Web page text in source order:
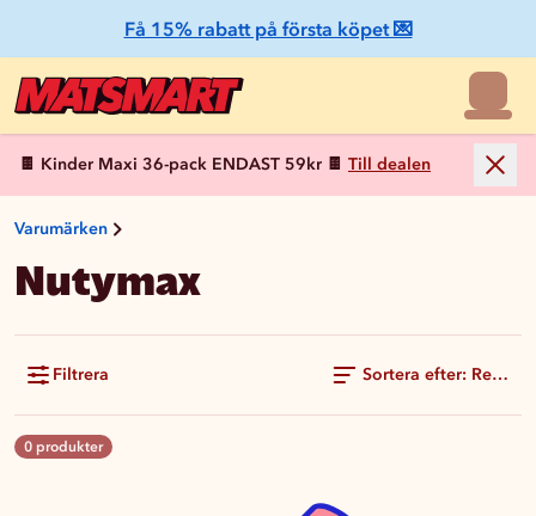
Få 15% rabatt på första köpet 💌
🍫 Kinder Maxi 36-pack ENDAST 59kr 🍫 Till dealen
Varumärken
Nutymax
Filtrera Sortera efter:
0 produkter